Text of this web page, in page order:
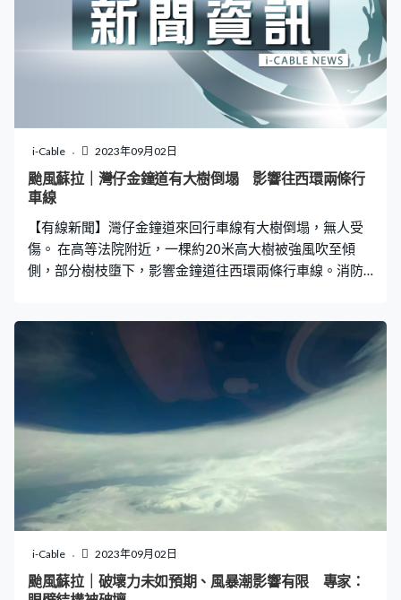
i-Cable 2023年09月02日
颱風蘇拉｜灣仔金鐘道有大樹倒塌 影響往西環兩條行
車線
【有線新聞】灣仔金鐘道來回行車線有大樹倒塌，無人受
傷。 在高等法院附近，一棵約20米高大樹被強風吹至傾
側，部分樹枝墮下，影響金鐘道往西環兩條行車線。消防
切斷樹幹，移到路邊。
i-Cable 2023年09月02日
颱風蘇拉｜破壞力未如預期、風暴潮影響有限 專家：